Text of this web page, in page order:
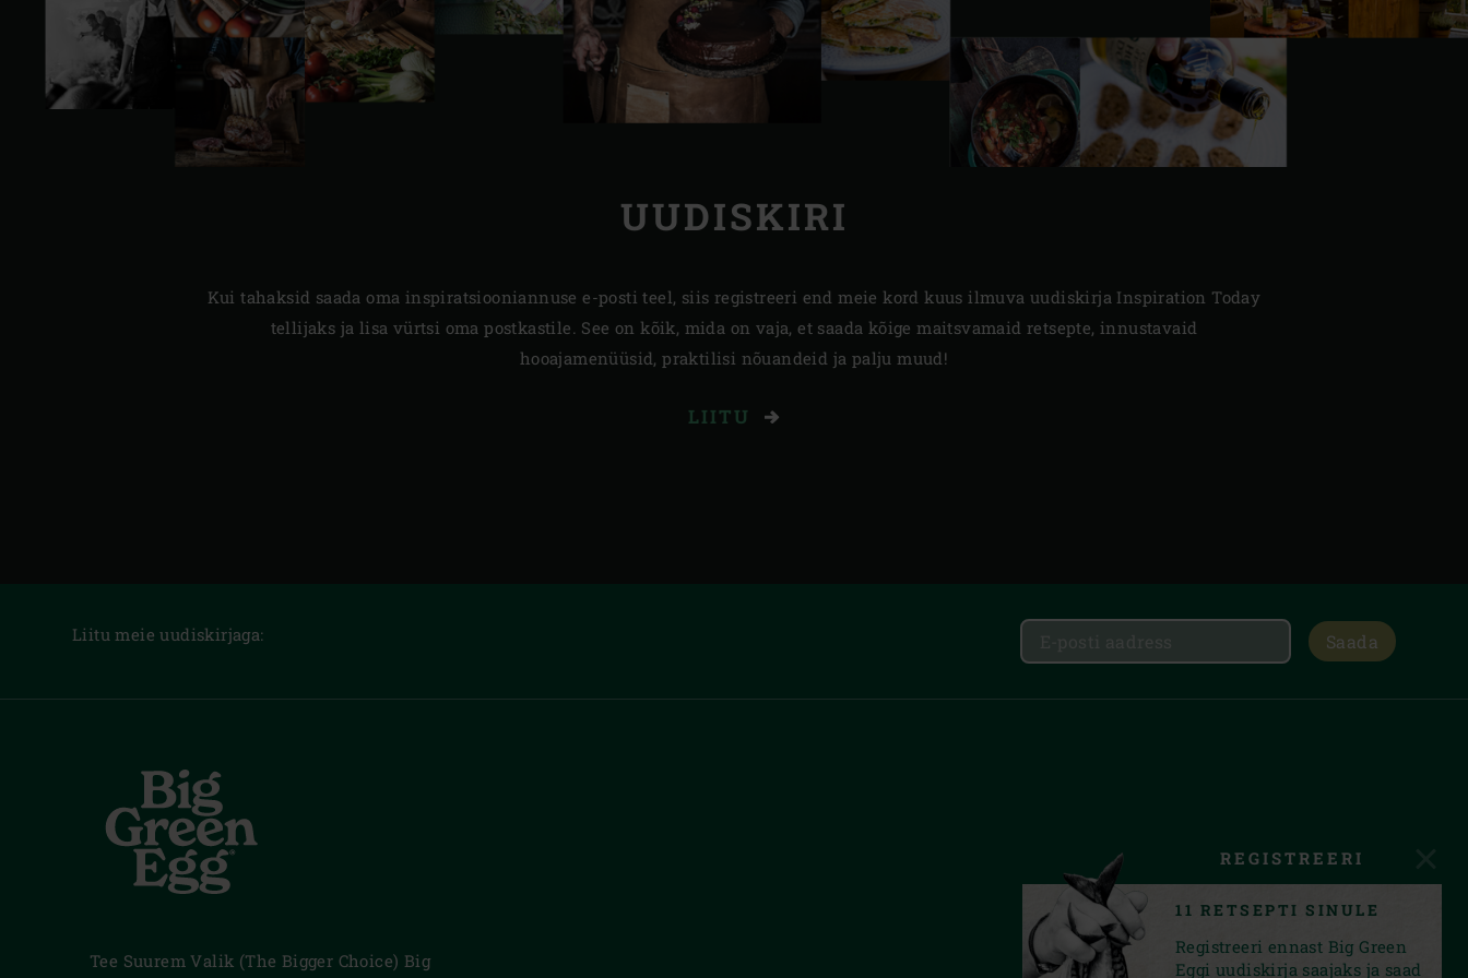
UUDISKIRI
Kui tahaksid saada oma inspiratsiooniannuse e-posti teel, siis registreeri end meie kord kuus ilmuva uudiskirja Inspiration Today
tellijaks ja lisa vürtsi oma postkastile. See on kõik, mida on vaja, et saada kõige maitsvamaid retsepte, innustavaid
hooajamenüüsid, praktilisi nõuandeid ja palju muud!
LIITU
Liitu meie uudiskirjaga: Saada
Tee Suurem Valik (The Bigger Choice) Big
REGISTREERI
11 RETSEPTI SINULE
Registreeri ennast Big Green
Eggi uudiskirja saajaks ja saad